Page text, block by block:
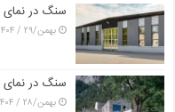
سنگ در
بهمن/۲۹ / ۱۴۰۴
سنگ در نمای
بهمن/۲۸ / ۱۴۰۴